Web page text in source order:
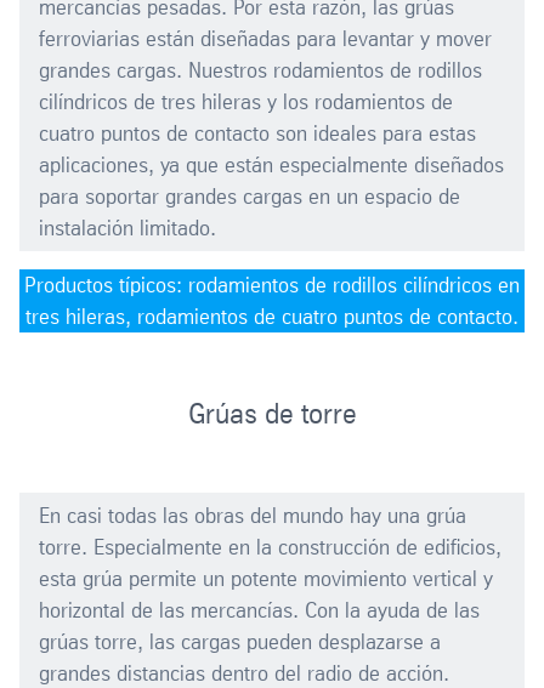
mercancías pesadas. Por esta razón, las grúas
ferroviarias están diseñadas para levantar y mover
grandes cargas. Nuestros rodamientos de rodillos
cilíndricos de tres hileras y los rodamientos de
cuatro puntos de contacto son ideales para estas
aplicaciones, ya que están especialmente diseñados
para soportar grandes cargas en un espacio de
instalación limitado.
Productos típicos: rodamientos de rodillos cilíndricos en
tres hileras, rodamientos de cuatro puntos de contacto.
Grúas de torre
En casi todas las obras del mundo hay una grúa
torre. Especialmente en la construcción de edificios,
esta grúa permite un potente movimiento vertical y
horizontal de las mercancías. Con la ayuda de las
grúas torre, las cargas pueden desplazarse a
grandes distancias dentro del radio de acción.